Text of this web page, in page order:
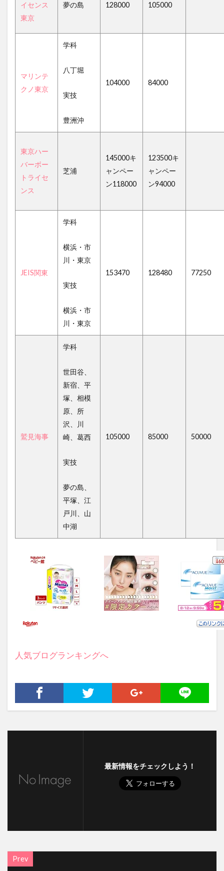
イセンス
東京
夢の島 128000 105000
マリンテ
クノ東京
学科
八丁堀
実技
豊洲沖
104000 84000
東京ハー
バーボー
トライセ
ンス
芝浦
145000キ
ャンペー
ン118000
123500キ
ャンペー
ン94000
JEIS関東
学科
横浜・市
川・東京
実技
横浜・市
川・東京
153470 128480 77250
鷲見海事
学科
世田谷、
新宿、平
塚、相模
原、所
沢、川
崎、葛西
実技
夢の島、
平塚、江
戸川、山
中湖
105000 85000 50000
人気ブログランキングへ
最新情報をチェックしよう！
Prev